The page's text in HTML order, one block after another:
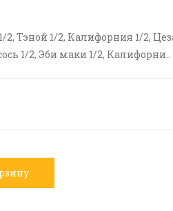
Тэной 1/2, Калифорния 1/2,
1/2, Эби маки 1/2, Калифорни..